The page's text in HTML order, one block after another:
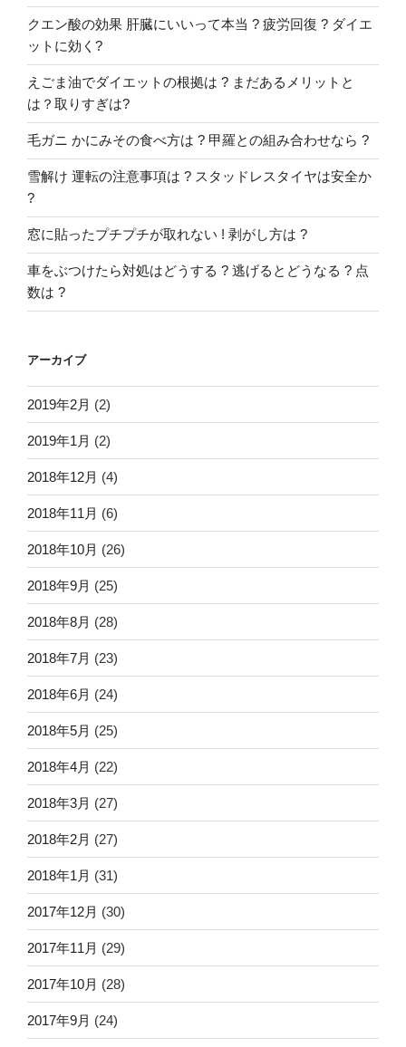
クエン酸の効果 肝臓にいいって本当 ? 疲労回復 ? ダイエ
ットに効く?
えごま油でダイエットの根拠は ? まだあるメリットと
は？取りすぎは?
毛ガニ かにみその食べ方は ? 甲羅との組み合わせなら ?
雪解け 運転の注意事項は ? スタッドレスタイヤは安全か
?
窓に貼ったプチプチが取れない ! 剥がし方は ?
車をぶつけたら対処はどうする ? 逃げるとどうなる ? 点
数は ?
アーカイブ
2019年2月 (2)
2019年1月 (2)
2018年12月 (4)
2018年11月 (6)
2018年10月 (26)
2018年9月 (25)
2018年8月 (28)
2018年7月 (23)
2018年6月 (24)
2018年5月 (25)
2018年4月 (22)
2018年3月 (27)
2018年2月 (27)
2018年1月 (31)
2017年12月 (30)
2017年11月 (29)
2017年10月 (28)
2017年9月 (24)